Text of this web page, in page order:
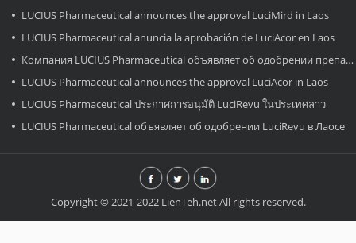
LUCIUS Pharmaceutical announces the approval LuciMird in Laos
LUCIUS Pharmaceutical anuncia la aprobación de LuciAcor en Laos
Компания LUCIUS Pharmaceutical объявляет об одобрении препарата LuciAcor в Лаосе.
LUCIUS Pharmaceutical announces the approval LuciAcor in Laos
LUCIUS Pharmaceutical ประกาศการอนุมัติ LuciRevu ในประเทศลาว
LUCIUS Pharmaceutical объявляет об одобрении LuciRevu в Лаосе
Copyright © 2021-2022 LienTeh.net All rights reserved.